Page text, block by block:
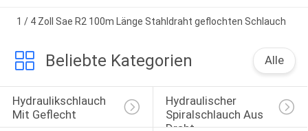
1 / 4 Zoll Sae R2 100m Länge Stahldraht geflochten Schlauch
Beliebte Kategorien Alle
Hydraulikschlauch
Mit Geflecht
Hydraulischer
Spiralschlauch Aus